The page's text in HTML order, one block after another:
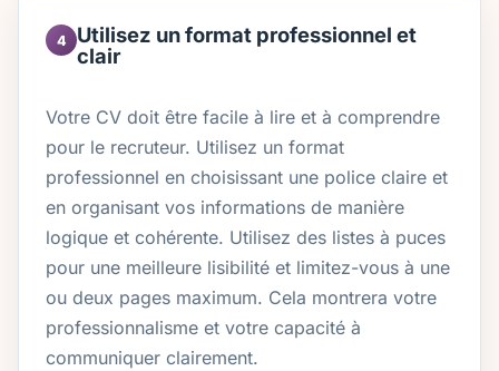
4
Utilisez un format professionnel et
clair
Votre CV doit être facile à lire et à comprendre
pour le recruteur. Utilisez un format
professionnel en choisissant une police claire et
en organisant vos informations de manière
logique et cohérente. Utilisez des listes à puces
pour une meilleure lisibilité et limitez-vous à une
ou deux pages maximum. Cela montrera votre
professionnalisme et votre capacité à
communiquer clairement.